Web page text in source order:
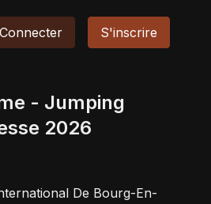
S'inscrire
- Jumping
2026
De Bourg-En-